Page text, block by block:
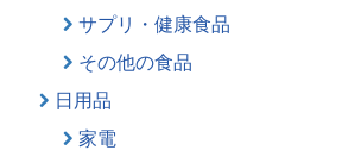
サプリ・健康食品
その他の食品
日用品
家電